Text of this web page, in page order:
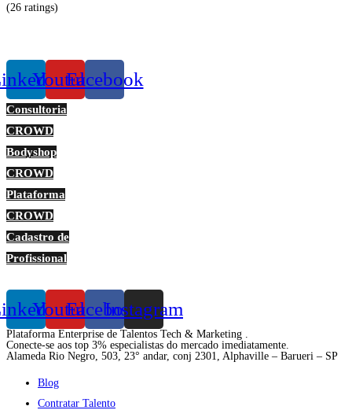
(26 ratings)
YoutubeFacebook
Consultoria
CROWD
Bodyshop
CROWD
Plataforma
CROWD
Cadastro de
Profissional
YoutubeFacebookInstagram
Plataforma Enterprise de Talentos Tech & Marketing .
Conecte-se aos top 3% especialistas do mercado imediatamente.
Alameda Rio Negro, 503, 23° andar, conj 2301, Alphaville – Barueri – SP
Blog
Contratar Talento